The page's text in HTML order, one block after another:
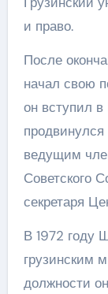
и право.
После
начал свою
он вступил
ведущим
Советского
секретаря
В 1972 году
грузинским
должности